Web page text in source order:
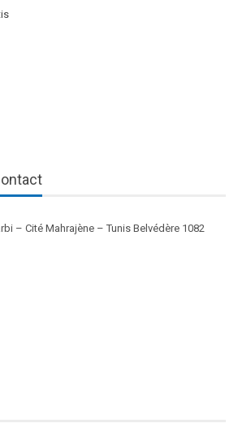
– Cité Mahrajène – Tunis Belvédère 1082